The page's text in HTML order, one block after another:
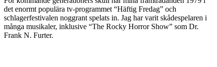
det enormt populära tv-programmet “Häftig Fredag” och
schlagerfestivalen noggrant spelats in. Jag har varit skådespelaren i
många musikaler, inklusive “The Rocky Horror Show” som Dr.
Frank N. Furter.